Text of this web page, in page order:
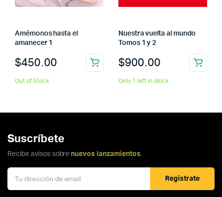
Amémonos hasta el
amanecer 1
$450.00
Out of Stock
Nuestra vuelta al mundo
Tomos 1 y 2
$900.00
Only 1 left in stock
Suscríbete
Recibe avisos sobre nuevos lanzamientos.
Registrate